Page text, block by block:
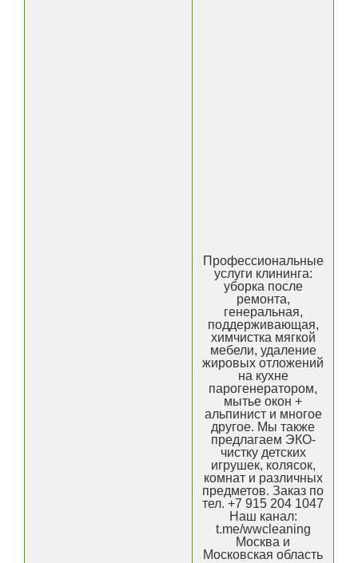
Профессиональные
услуги клининга:
уборка после
ремонта,
генеральная,
поддерживающая,
химчистка мягкой
мебели, удаление
жировых отложений
на кухне
парогенератором,
мытье окон +
альпинист и многое
другое. Мы также
предлагаем ЭКО-
чистку детских
игрушек, колясок,
комнат и различных
предметов. Заказ по
тел. +7 915 204 1047
Наш канал:
t.me/wwcleaning
Москва и
Московская область